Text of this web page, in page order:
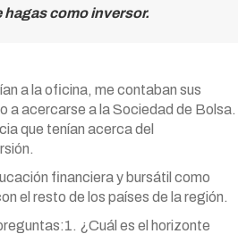
hagas como inversor.
a la oficina, me contaban sus
a acercarse a la Sociedad de Bolsa.
que tenían acerca del
financiera y bursátil como
el resto de los países de la región.
¿Cuál es el horizonte